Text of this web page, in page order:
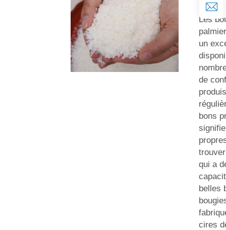
Les
un
de
bons
qui a
belles
cires